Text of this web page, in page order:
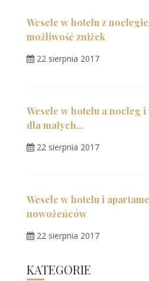
Wesele w hotelu z
możliwość zniżek
22 sierpnia 2017
Wesele w hotelu a nocleg
dla małych...
22 sierpnia 2017
Wesele w hotelu i
nowożeńców
22 sierpnia 2017
KATEGORIE